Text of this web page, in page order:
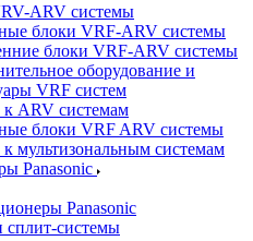
ARV системы
блоки VRF-ARV системы
блоки VRF-ARV системы
оборудование и
VRF систем
ARV системам
блоки VRF ARV системы
мультизональным системам
Panasonic
Panasonic
сплит-системы